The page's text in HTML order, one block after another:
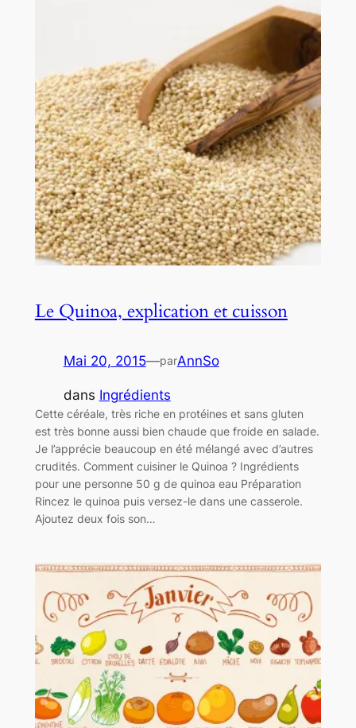
Le Quinoa, explication et cuisson
Mai 20, 2015—parAnnSo
dans Ingrédients
Cette céréale, très riche en protéines et sans gluten
est très bonne aussi bien chaude que froide en salade.
Je l’apprécie beaucoup en été mélangé avec d’autres
crudités. Comment cuisiner le Quinoa ? Ingrédients
pour une personne 50 g de quinoa eau Préparation
Rincez le quinoa puis versez-le dans une casserole.
Ajoutez deux fois son…